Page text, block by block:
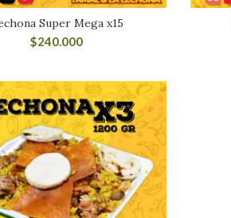
Super Mega x15
$240.000